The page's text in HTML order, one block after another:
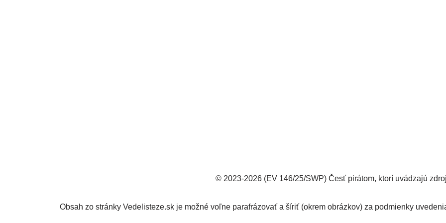
© 2023-2026 (EV 146/25/SWP) Česť pirátom, ktorí uvádzajú
Obsah zo stránky Vedelisteze.sk je možné voľne parafrázovať a šíriť (okrem obrázkov) za podmienky